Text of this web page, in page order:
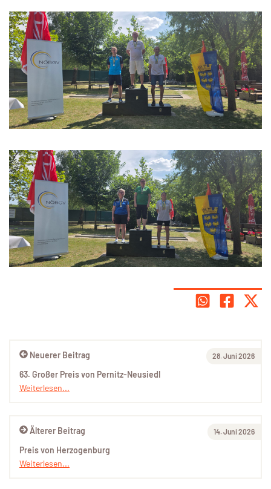
Älterer Beitrag 14. Juni 2026
Preis von Herzogenburg
Weiterlesen...
Neuerer Beitrag 28. Juni 2026
63. Großer Preis von Pernitz-Neusiedl
Weiterlesen...